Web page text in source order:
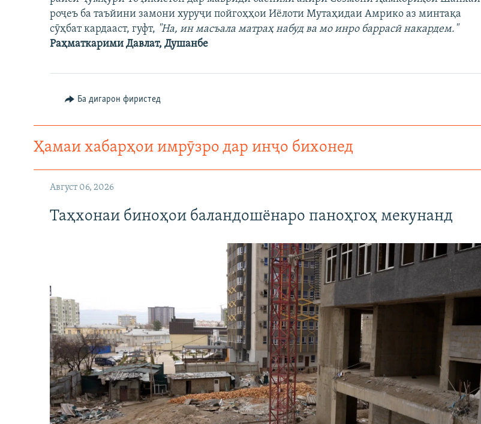
роҷеъ ба таъйини замони хуруҷи пойгоҳҳои Иёлоти Мутаҳидаи Амрико аз минтақа
сӯҳбат кардааст, гуфт, "На, ин масъала матраҳ набуд ва мо инро баррасӣ накардем."
Раҳматкарими Давлат, Душанбе
Ба дигарон фиристед
Ҳамаи хабарҳои имрӯзро дар инҷо бихонед
Август 06, 2026
Таҳхонаи биноҳои баландошёнаро паноҳгоҳ мекунанд